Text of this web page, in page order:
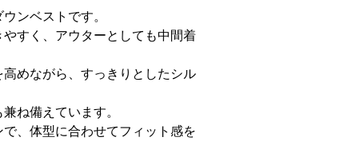
ンベストです。
すく、アウターとしても中間着
めながら、すっきりとしたシル
ね備えています。
、体型に合わせてフィット感を